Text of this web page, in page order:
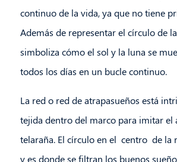
continuo de la vida, ya que no tiene
Además de representar el círculo de
simboliza cómo el sol y la luna se
todos los días en un bucle continuo.
La red o red de atrapasueños está
tejida dentro del marco para imitar el
telaraña. El círculo en el centro de la
y es donde se filtran los buenos